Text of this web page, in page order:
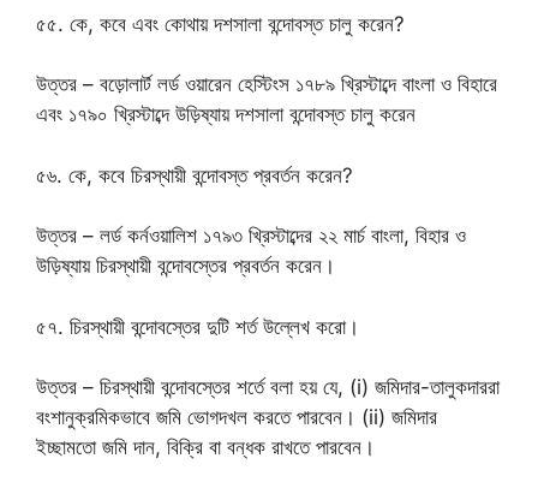
৫৫. কে, কবে এবং কোথায় দশসালা বন্দোবস্ত চালু করেন?
উত্তর – বড়োলার্ট লর্ড ওয়ারেন হেস্টিংস ১৭৮৯ খ্রিস্টাব্দে বাংলা ও বিহারে
এবং ১৭৯০ খ্রিস্টাব্দে উড়িষ্যায় দশসালা বন্দোবস্ত চালু করেন
৫৬. কে, কবে চিরস্থায়ী বন্দোবস্ত প্রবর্তন করেন?
উত্তর – লর্ড কর্নওয়ালিশ ১৭৯৩ খ্রিস্টাব্দের ২২ মার্চ বাংলা, বিহার ও
উড়িষ্যায় চিরস্থায়ী বন্দোবস্তের প্রবর্তন করেন।
৫৭. চিরস্থায়ী বন্দোবস্তের দুটি শর্ত উল্লেখ করো।
উত্তর – চিরস্থায়ী বন্দোবস্তের শর্তে বলা হয় যে, (i) জমিদার-তালুকদাররা
বংশানুক্রমিকভাবে জমি ভোগদখল করতে পারবেন। (ii) জমিদার
ইচ্ছামতো জমি দান, বিক্রি বা বন্ধক রাখতে পারবেন।